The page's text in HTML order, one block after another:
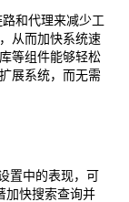
和代理来减少工
从而加快系统速
等组件能够轻松
展系统，而无需
置中的表现，可
加快搜索查询并